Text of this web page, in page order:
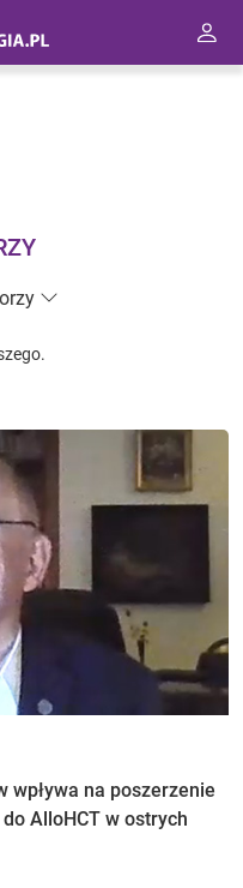
wpływa na poszerzenie
AlloHCT w ostrych